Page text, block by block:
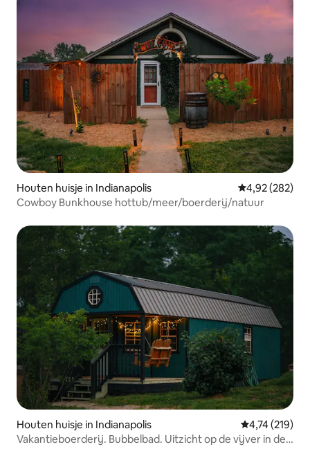
Houten huisje in Indianapolis Gemiddelde
4,92 (282)
Cowboy Bunkhouse hottub/meer/boerderij/natuur
Houten huisje in Indianapolis Gemiddelde
4,74 (219)
Vakantieboerderij. Bubbelbad. Uitzicht op de vijver in de